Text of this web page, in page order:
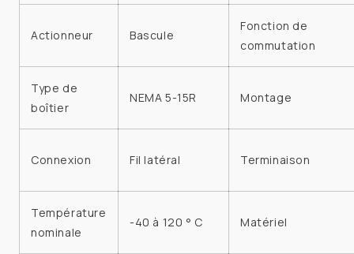
Actionneur Bascule
Fonction de
commutation
Type de
boîtier
NEMA 5-15R Montage
Connexion Fil latéral Terminaison
Température
nominale
-40 à 120 ° C Matériel